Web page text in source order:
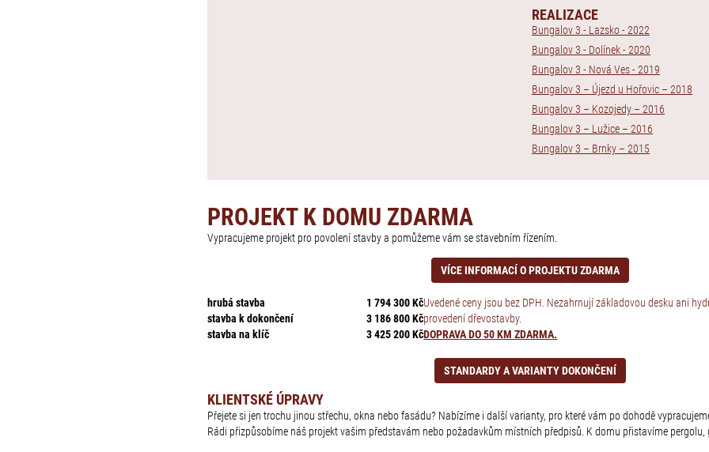
REALIZACE
Bungalov 3 - Lazsko - 2022
Bungalov 3 - Dolínek - 2020
Bungalov 3 - Nová Ves - 2019
Bungalov 3 – Újezd u Hořovic – 2018
Bungalov 3 – Kozojedy – 2016
Bungalov 3 – Lužice – 2016
Bungalov 3 – Brnky – 2015
PROJEKT K DOMU ZDARMA
Vypracujeme projekt pro povolení stavby a pomůžeme vám se stavebním řízením.
VÍCE INFORMACÍ O PROJEKTU ZDARMA
hrubá stavba
1 794 300 Kč
stavba k dokončení
3 186 800 Kč
stavba na klíč
3 425 200 Kč
Uvedené ceny jsou bez DPH. Nezahrnují základovou desku ani
provedení dřevostavby.
DOPRAVA DO 50 KM ZDARMA.
STANDARDY A VARIANTY DOKONČENÍ
KLIENTSKÉ ÚPRAVY
Přejete si jen trochu jinou střechu, okna nebo fasádu? Nabízíme i další varianty, pro které vám po dohodě
Rádi přizpůsobíme náš projekt vašim představám nebo požadavkům místních předpisů. K domu přistavíme pergolu,